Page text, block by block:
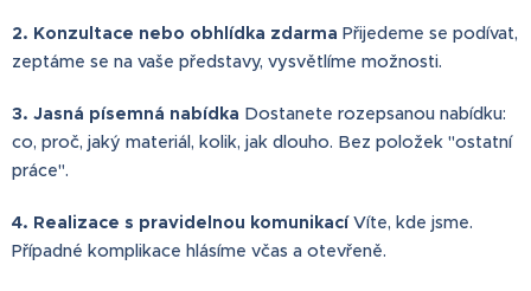
2. Konzultace nebo obhlídka zdarma Přijedeme se podívat,
zeptáme se na vaše představy, vysvětlíme možnosti.
3. Jasná písemná nabídka Dostanete rozepsanou nabídku:
co, proč, jaký materiál, kolik, jak dlouho. Bez položek "ostatní
práce".
4. Realizace s pravidelnou komunikacíVíte, kde jsme.
Případné komplikace hlásíme včas a otevřeně.